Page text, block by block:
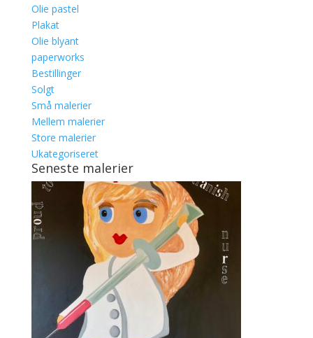
Olie pastel
Plakat
Olie blyant
paperworks
Bestillinger
Solgt
Små malerier
Mellem malerier
Store malerier
Ukategoriseret
Seneste malerier